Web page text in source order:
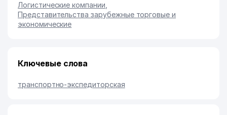
Логистические компании
Представительства зарубежные торговые и
экономические
Ключевые слова
транспортно-экспедиторская